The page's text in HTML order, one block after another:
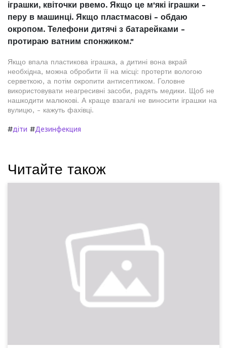
іграшки, квіточки рвемо. Якщо це м'які іграшки -
перу в машинці. Якщо пластмасові - обдаю
окропом. Телефони дитячі з батарейками -
протираю ватним спонжиком."
Якщо впала пластикова іграшка, а дитині вона вкрай
необхідна, можна обробити її на місці: протерти вологою
серветкою, а потім окропити антисептиком. Головне
використовувати неагресивні засоби, радять медики. Щоб не
нашкодити малюкові. А краще взагалі не виносити іграшки на
вулицю, - кажуть фахівці.
#діти #Дезинфекция
Читайте також